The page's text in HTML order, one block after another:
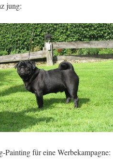
jung:
Painting für eine Werbekampagne: